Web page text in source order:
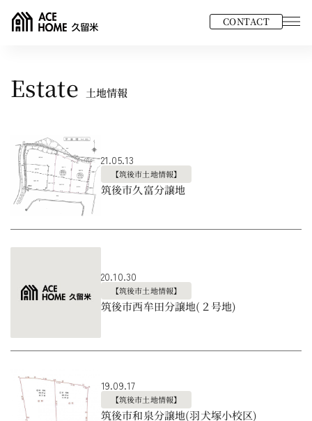
CONTACT
Estate 土地情報
21.05.13
【筑後市土地情報】
筑後市久富分譲地
20.10.30
【筑後市土地情報】
筑後市西牟田分譲地(２号地)
19.09.17
【筑後市土地情報】
筑後市和泉分譲地(羽犬塚小校区)